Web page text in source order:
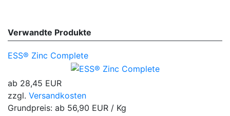
Verwandte Produkte
ESS® Zinc Complete
ab 28,45 EUR
zzgl. Versandkosten
Grundpreis: ab 56,90 EUR / Kg